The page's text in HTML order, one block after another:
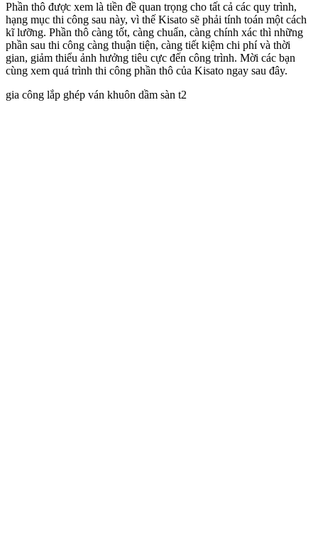
Phần thô được xem là tiền đề quan trọng cho tất cả các quy trình,
hạng mục thi công sau này, vì thế Kisato sẽ phải tính toán một cách
kĩ lưỡng. Phần thô càng tốt, càng chuẩn, càng chính xác thì những
phần sau thi công càng thuận tiện, càng tiết kiệm chi phí và thời
gian, giảm thiểu ảnh hưởng tiêu cực đến công trình. Mời các bạn
cùng xem quá trình thi công phần thô của Kisato ngay sau đây.
gia công lắp ghép ván khuôn dầm sàn t2